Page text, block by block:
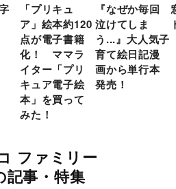
「プリキュ
ア」絵本約120
点が電子書籍
化！ ママラ
イター「プリ
キュア電子絵
本」を買って
みた！
『なぜか毎回
泣けてしま
う...』大人気子
育て絵日記漫
画から単行本
発売！
ファミリー
記事・特集